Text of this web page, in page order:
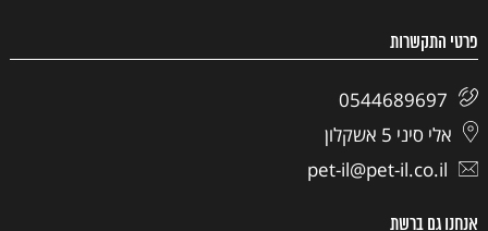
פרטי התקשרות
0544689697
אלי סיני 5 אשקלון
pet-il@pet-il.co.il
אנחנו גם ברשת